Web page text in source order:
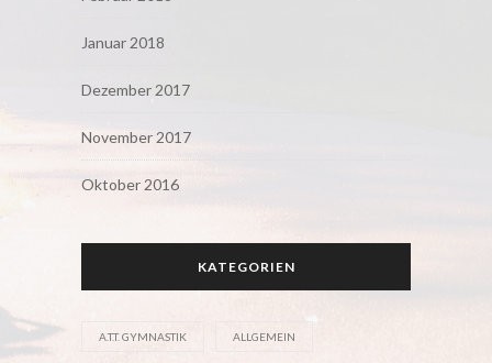
Januar 2018
Dezember 2017
November 2017
Oktober 2016
KATEGORIEN
A.T.T. GYMNASTIK ALLGEMEIN